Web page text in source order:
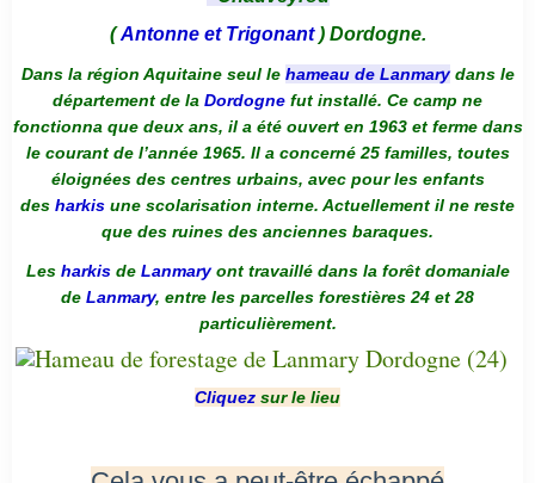
(Antonne et Trigonant) Dordogne.
Dans la région Aquitaine seul le hameau de Lanmarydans le
département de la Dordogne fut installé. Ce camp ne
fonctionna que deux ans, il a été ouvert en 1963 et ferme dans
le courant de l’année 1965. Il a concerné 25 familles, toutes
éloignées des centres urbains, avec pour les enfants
des harkis une scolarisation interne. Actuellement il ne reste
que des ruines des anciennes baraques.
Les harkis de Lanmaryont travaillé dans la forêt domaniale
de Lanmary, entre les parcelles forestières 24 et 28
particulièrement.
Cliquez sur le lieu